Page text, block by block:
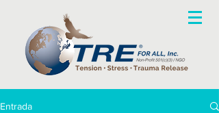
Entrada